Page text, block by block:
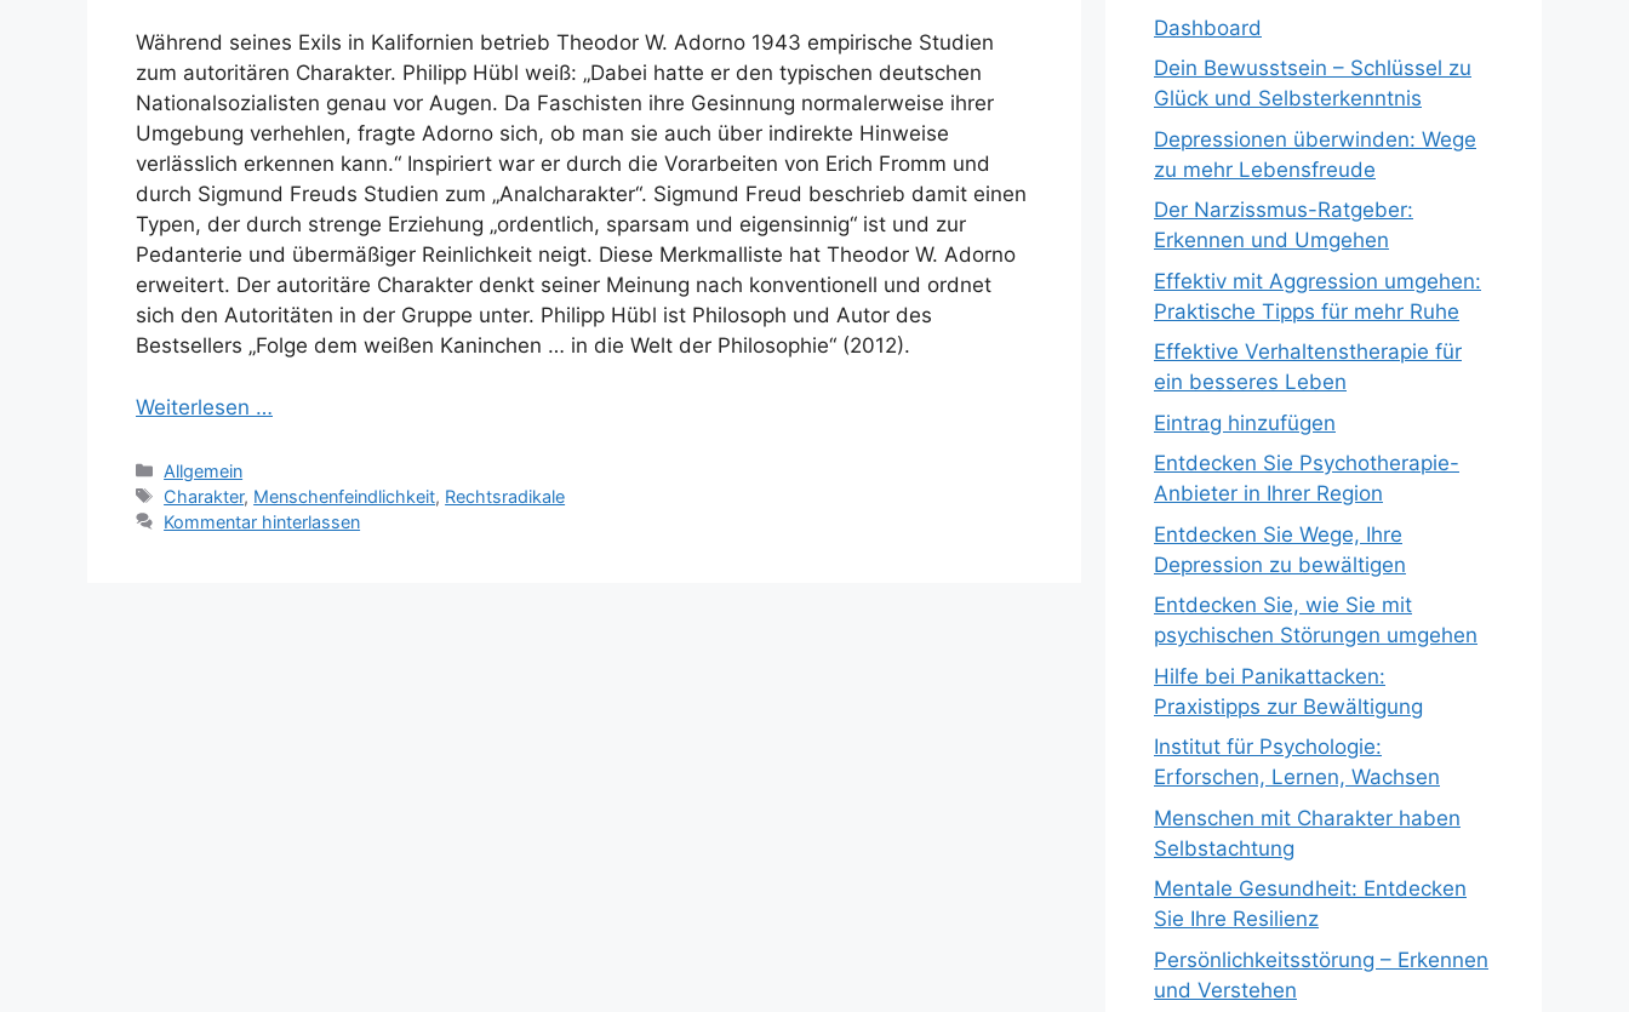
Während seines Exils in Kalifornien betrieb Theodor W. Adorno 1943 empirische Studien
zum autoritären Charakter. Philipp Hübl weiß: „Dabei hatte er den typischen deutschen
Nationalsozialisten genau vor Augen. Da Faschisten ihre Gesinnung normalerweise ihrer
Umgebung verhehlen, fragte Adorno sich, ob man sie auch über indirekte Hinweise
verlässlich erkennen kann.“ Inspiriert war er durch die Vorarbeiten von Erich Fromm und
durch Sigmund Freuds Studien zum „Analcharakter“. Sigmund Freud beschrieb damit einen
Typen, der durch strenge Erziehung „ordentlich, sparsam und eigensinnig“ ist und zur
Pedanterie und übermäßiger Reinlichkeit neigt. Diese Merkmalliste hat Theodor W. Adorno
erweitert. Der autoritäre Charakter denkt seiner Meinung nach konventionell und ordnet
sich den Autoritäten in der Gruppe unter. Philipp Hübl ist Philosoph und Autor des
Bestsellers „Folge dem weißen Kaninchen … in die Welt der Philosophie“ (2012).
Weiterlesen …
Kategorien
Allgemein
Schlagwörter
Charakter, Menschenfeindlichkeit, Rechtsradikale
Kommentar hinterlassen
Dashboard
Dein Bewusstsein – Schlüssel zu
Glück und Selbsterkenntnis
Depressionen überwinden: Wege
zu mehr Lebensfreude
Der Narzissmus-Ratgeber:
Erkennen und Umgehen
Effektiv mit Aggression umgehen:
Praktische Tipps für mehr Ruhe
Effektive Verhaltenstherapie für
ein besseres Leben
Eintrag hinzufügen
Entdecken Sie Psychotherapie-
Anbieter in Ihrer Region
Entdecken Sie Wege, Ihre
Depression zu bewältigen
Entdecken Sie, wie Sie mit
psychischen Störungen umgehen
Hilfe bei Panikattacken:
Praxistipps zur Bewältigung
Institut für Psychologie:
Erforschen, Lernen, Wachsen
Menschen mit Charakter haben
Selbstachtung
Mentale Gesundheit: Entdecken
Sie Ihre Resilienz
Persönlichkeitsstörung – Erkennen
und Verstehen